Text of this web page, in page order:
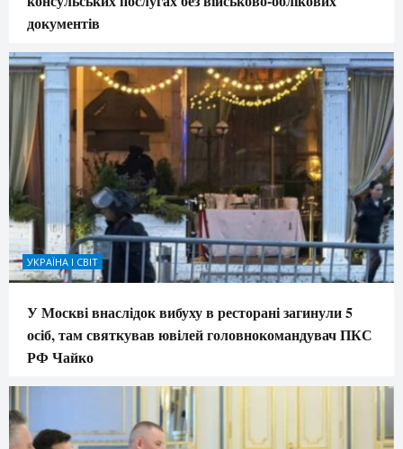
документів
УКРАЇНА І СВІТ
У Москві внаслідок вибуху в ресторані загинули 5
осіб, там святкував ювілей головнокомандувач ПКС
РФ Чайко